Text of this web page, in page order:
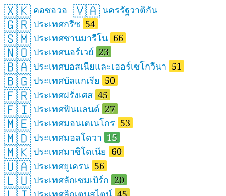
🇽🇰 คอซอวอ 🇻🇦 นครรัฐวาติกัน
🇬🇷 ประเทศกรีซ 54
🇸🇲 ประเทศซานมารีโน 66
🇳🇴 ประเทศนอร์เวย์ 23
🇧🇦 ประเทศบอสเนียและเฮอร์เซโกวีนา 51
🇧🇬 ประเทศบัลแกเรีย 50
🇫🇷 ประเทศฝรั่งเศส 45
🇫🇮 ประเทศฟินแลนด์ 27
🇲🇪 ประเทศมอนเตเนโกร 53
🇲🇩 ประเทศมอลโดวา 15
🇲🇰 ประเทศมาซิโดเนีย 60
🇺🇦 ประเทศยูเครน 56
🇱🇺 ประเทศลักเซมเบิร์ก 20